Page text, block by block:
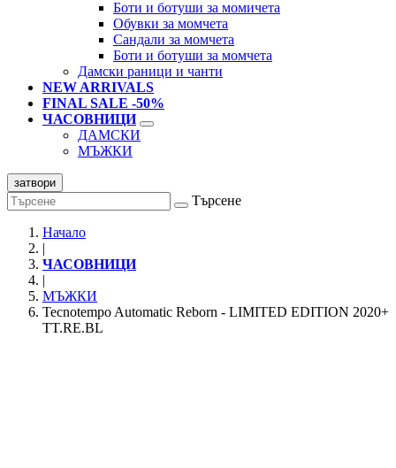
Боти и ботуши за момичета
Обувки за момчета
Сандали за момчета
Боти и ботуши за момчета
Дамски раници и чанти
NEW ARRIVALS
FINAL SALE -50%
ЧАСОВНИЦИ
ДАМСКИ
МЪЖКИ
затвори
Търсене
Начало
|
ЧАСОВНИЦИ
|
МЪЖКИ
Tecnotempo Automatic Reborn - LIMITED EDITION 2020+
TT.RE.BL